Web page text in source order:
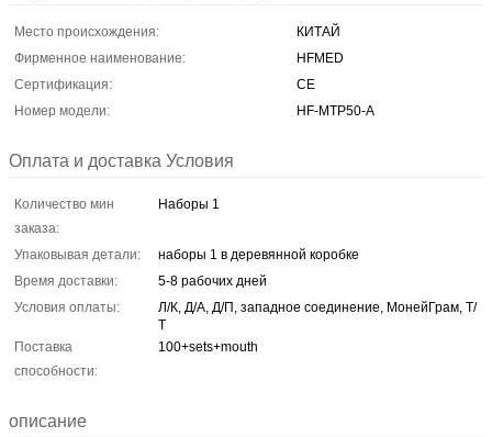
Место происхождения:
КИТАЙ
Фирменное наименование:
HFMED
Сертификация:
CE
Номер модели:
HF-MTP50-A
Оплата и доставка Условия
Количество мин
заказа:
Наборы 1
Упаковывая детали:
наборы 1 в деревянной коробке
Время доставки:
5-8 рабочих дней
Условия оплаты:
Л/К, Д/А, Д/П, западное соединение, МонейГрам, Т/
Т
Поставка
способности:
100+sets+mouth
описание